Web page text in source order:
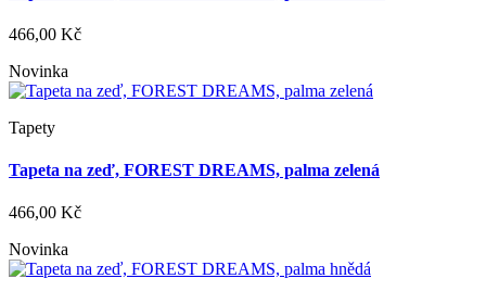
466,00 Kč
Novinka
Tapety
Tapeta na zeď, FOREST DREAMS, palma zelená
466,00 Kč
Novinka